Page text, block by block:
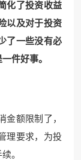
化了投资收益
以及对于投资
了一些没有必
件好事。
金额限制了，
理要求，为投
。